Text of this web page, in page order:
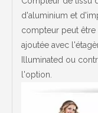
d'aluminium et
compteur peut être
ajoutée avec
Illuminated ou
l'option.